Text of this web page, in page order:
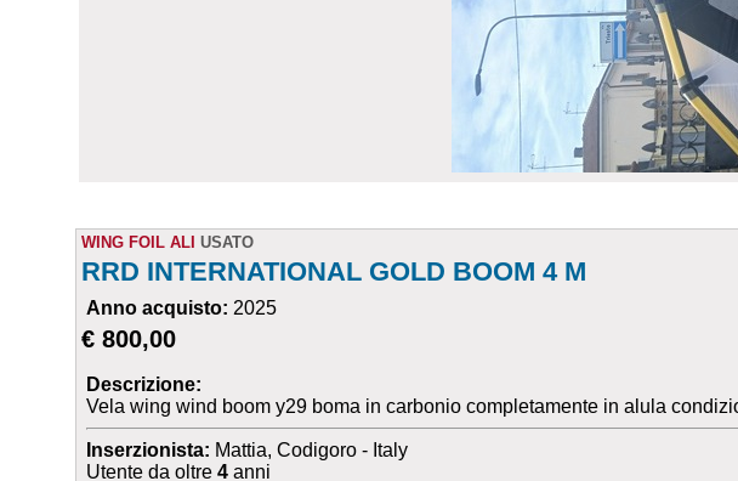
WING FOIL ALI USATO
RRD INTERNATIONAL GOLD BOOM 4 M
Anno acquisto: 2025
€ 800,00
Descrizione:
Vela wing wind boom y29 boma in carbonio completamente in alula
Inserzionista: Mattia, Codigoro - Italy
Utente da oltre4 anni